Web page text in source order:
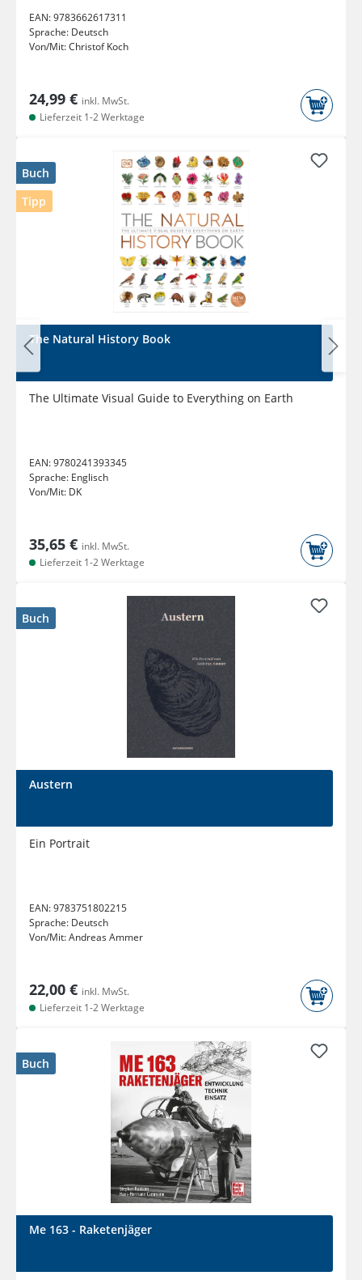
EAN:9783662617311
Sprache: Deutsch
Von/Mit:Christof Koch
24,99 € inkl. MwSt.
Lieferzeit 1-2 Werktage
Buch
Tipp
The Natural History Book
The Ultimate Visual Guide to Everything on Earth
EAN:9780241393345
Sprache: Englisch
Von/Mit: DK
35,65 € inkl. MwSt.
Lieferzeit 1-2 Werktage
Buch
Austern
Ein Portrait
EAN:9783751802215
Sprache: Deutsch
Von/Mit:Andreas Ammer
22,00 € inkl. MwSt.
Lieferzeit 1-2 Werktage
Buch
Me 163 - Raketenjäger